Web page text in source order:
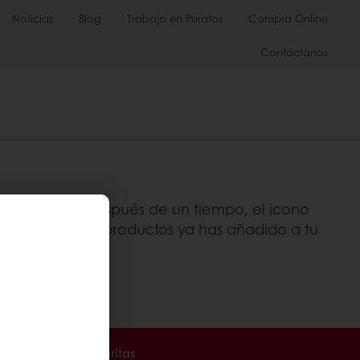
Noticias Blog Trabaja en Puratos Compra Online
Contáctanos
pero después de un tiempo, el icono
verificar qué productos ya has añadido a tu
tus recetas favoritas